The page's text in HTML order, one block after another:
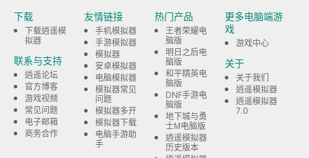
下载
下载逍遥模
拟器
联系与支持
逍遥论坛
官方博客
游戏视频
常见问题
电子邮箱
商务合作
友情链接
手机模拟器
手游模拟器
模拟器
安卓模拟器
电脑模拟器
模拟器常见
问题
模拟器多开
模拟器下载
电脑手游助
手
热门产品
王者荣耀电
脑版
明日之后电
脑版
和平精英电
脑版
DNF手游电
脑版
地下城与勇
士M电脑版
逍遥模拟器
历史版本
更多电脑端游
戏
游戏中心
关于
关于我们
逍遥模拟器
逍遥模拟器
7.0